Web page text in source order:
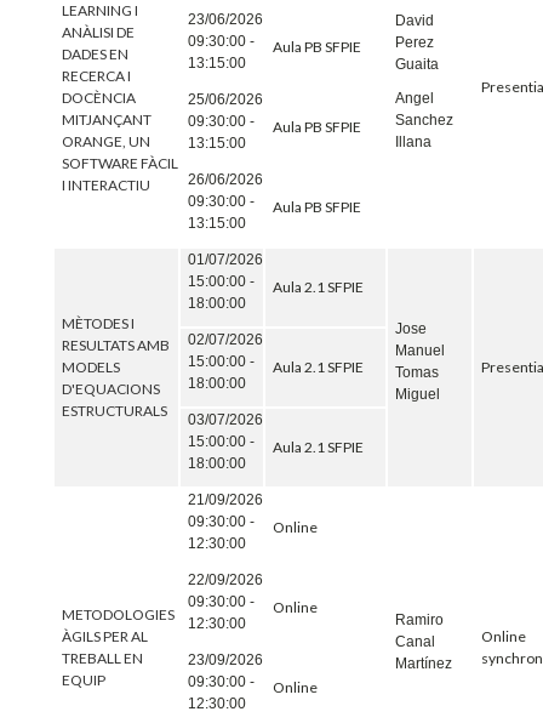
LEARNING I
ANÀLISI DE
DADES EN
RECERCA I
DOCÈNCIA
MITJANÇANT
ORANGE, UN
SOFTWARE FÀCIL
I INTERACTIU
David
Perez
Guaita
Angel
Sanchez
Illana
23/06/2026
09:30:00 -
13:15:00
Aula PB SFPIE
25/06/2026
09:30:00 -
13:15:00
Aula PB SFPIE
26/06/2026
09:30:00 -
13:15:00
Aula PB SFPIE
MÈTODES I
RESULTATS AMB
MODELS
D'EQUACIONS
ESTRUCTURALS
01/07/2026
15:00:00 -
18:00:00
Aula 2.1 SFPIE
Jose
Manuel
Tomas
Miguel
02/07/2026
15:00:00 -
18:00:00
Aula 2.1 SFPIE
03/07/2026
15:00:00 -
18:00:00
Aula 2.1 SFPIE
METODOLOGIES
ÀGILS PER AL
TREBALL EN
EQUIP
21/09/2026
09:30:00 -
12:30:00
Online
Ramiro
Canal
Martínez
Online
22/09/2026
09:30:00 -
12:30:00
Online
23/09/2026
09:30:00 -
12:30:00
Online